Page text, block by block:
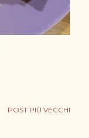
POST PIÙ VECCHI